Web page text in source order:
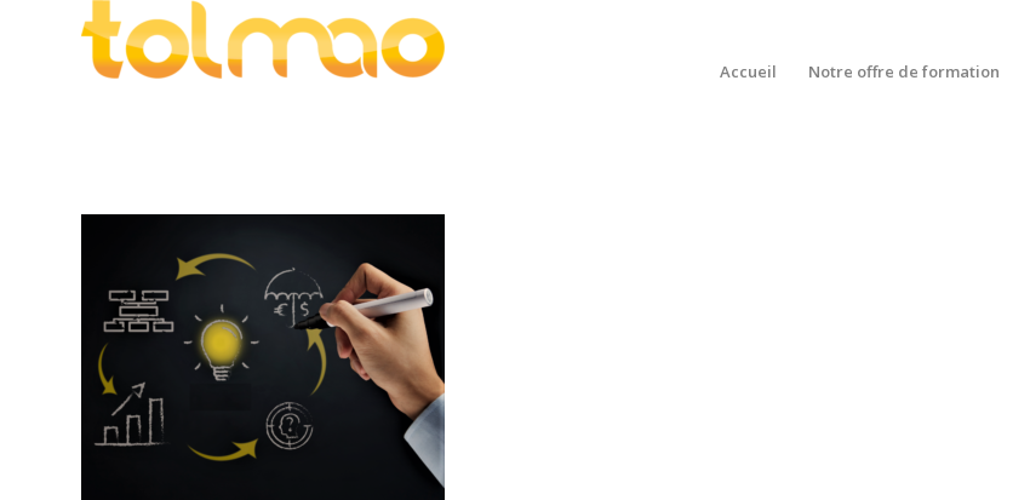
Accueil Notre offre de formation